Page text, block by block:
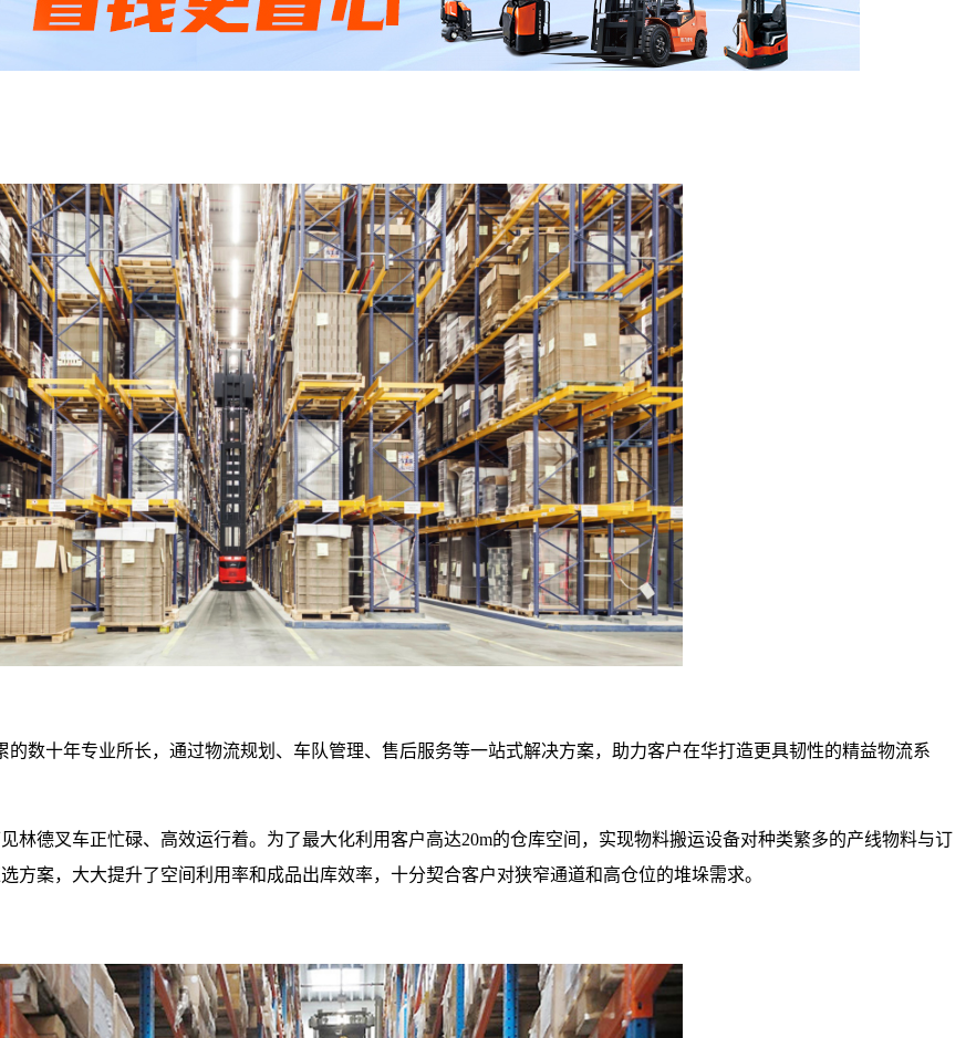
数十年专业所长，通过物流规划、车队管理、售后服务等一站式解决方案，助力客户在华打造更具韧性的精益物流系
林德叉车正忙碌、高效运行着。为了最大化利用客户高达20m的仓库空间，实现物料搬运设备对种类繁多的产线物料与订
案，大大提升了空间利用率和成品出库效率，十分契合客户对狭窄通道和高仓位的堆垛需求。